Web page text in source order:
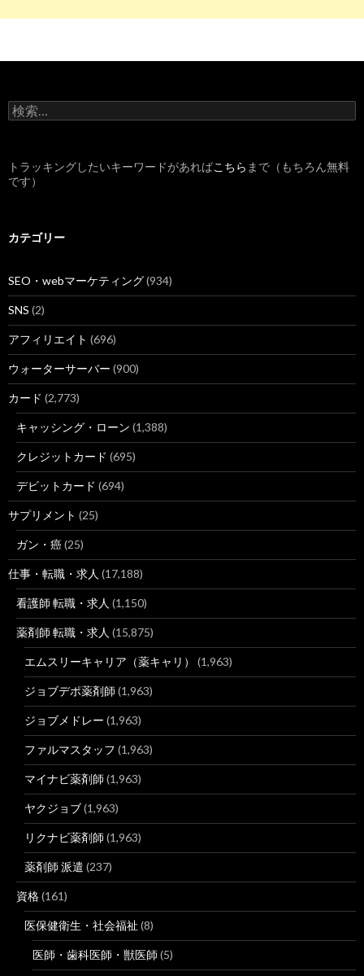
検
索
トラッキングしたいキーワードがあればこちら まで（もちろん無料
です）
カテゴリー
SEO・webマーケティング(934)
SNS (2)
アフィリエイト (696)
ウォーターサーバー (900)
カード (2,773)
キャッシング・ローン (1,388)
クレジットカード (695)
デビットカード (694)
サプリメント (25)
ガン・癌(25)
仕事・転職・求人 (17,188)
看護師 転職・求人 (1,150)
薬剤師 転職・求人 (15,875)
エムスリーキャリア（薬キャリ） (1,963)
ジョブデポ薬剤師 (1,963)
ジョブメドレー (1,963)
ファルマスタッフ (1,963)
マイナビ薬剤師 (1,963)
ヤクジョブ(1,963)
リクナビ薬剤師 (1,963)
薬剤師 派遣 (237)
資格(161)
医保健衛生・社会福祉 (8)
医師・歯科医師・獣医師 (5)